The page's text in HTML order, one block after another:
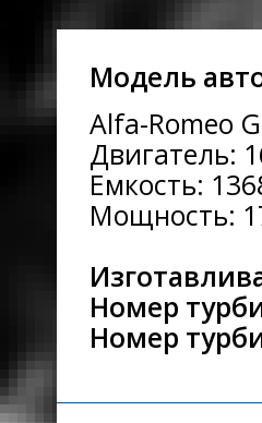
Модель
Alfa-Romeo
Двигатель:
Емкость:
Мощность:
Номер
Номер